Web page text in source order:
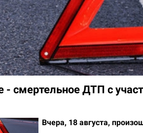
смертельное ДТП с
Вчера, 18 августа,